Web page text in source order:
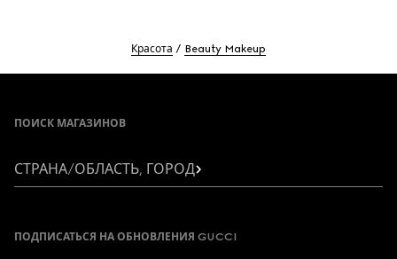
эффект, порошок бамбука позволяет
контролировать блеск и создавать идеальный тон.
Красота Beauty Makeup
ПОИСК МАГАЗИНОВ
СТРАНА/ОБЛАСТЬ, ГОРОД
ПОДПИСАТЬСЯ НА ОБНОВЛЕНИЯ GUCCI